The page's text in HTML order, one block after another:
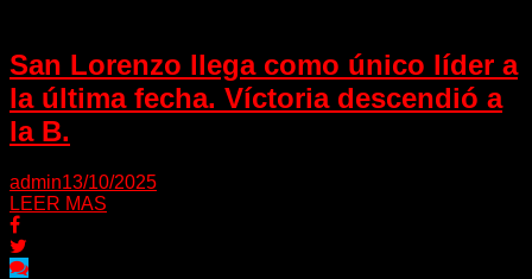
San Lorenzo llega como único líder a
la última fecha. Víctoria descendió a
la B.
admin13/10/2025
LEER MAS